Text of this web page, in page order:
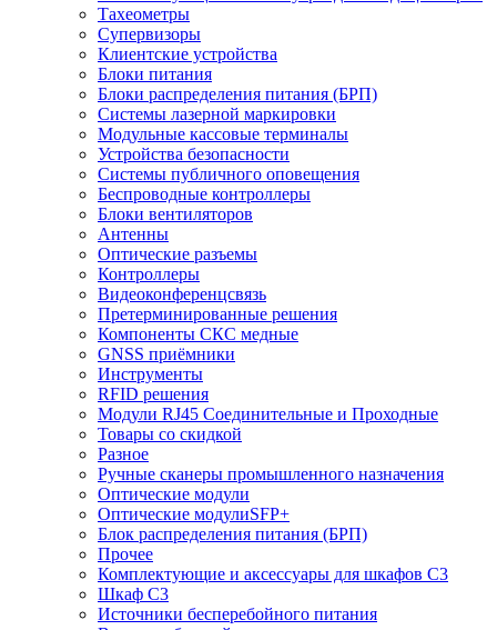
Тахеометры
Супервизоры
Клиентские устройства
Блоки питания
Блоки распределения питания (БРП)
Системы лазерной маркировки
Модульные кассовые терминалы
Устройства безопасности
Системы публичного оповещения
Беспроводные контроллеры
Блоки вентиляторов
Антенны
Оптические разъемы
Контроллеры
Видеоконференцсвязь
Претерминированные решения
Компоненты СКС медные
GNSS приёмники
Инструменты
RFID решения
Модули RJ45 Соединительные и Проходные
Товары со скидкой
Разное
Ручные сканеры промышленного назначения
Оптические модули
Оптические модулиSFP+
Блок распределения питания (БРП)
Прочее
Комплектующие и аксессуары для шкафов C3
Шкаф C3
Источники бесперебойного питания